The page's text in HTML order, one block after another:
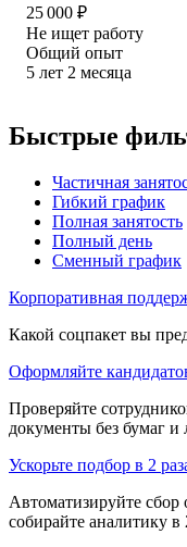
25 000 ₽
Не ищет работу
Общий опыт
5 лет 2 месяца
Быстрые
Частичная
Гибкий график
Полная занятость
Полный день
Сменный график
Корпоративная
Какой соцпакет вы
Оформляйте
Проверяйте
документы без бумаг и
Ускорьте подбор в 2
Автоматизируйте сбор
собирайте аналитику в